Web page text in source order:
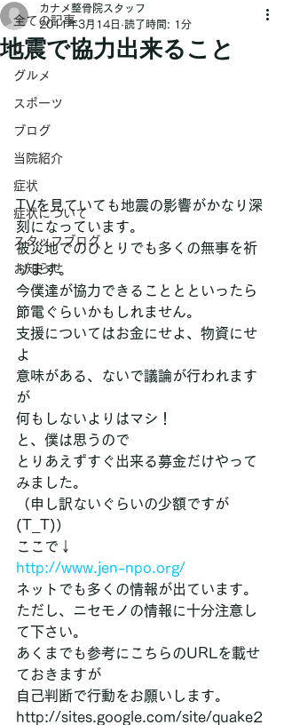
全ての記事
ケガ
グルメ
スポーツ
ブログ
当院紹介
症状
症状について
スタッフブログ
お知らせ
地震で協力出来ること
カナメ整骨院スタッフ
2011年3月14日 読了時間: 1分
TVを見ていても地震の影響がかなり深
刻になっています。
被災地でのひとりでも多くの無事を祈
ります。
今僕達が協力できることとといったら
節電ぐらいかもしれません。
支援についてはお金にせよ、物資にせ
よ
意味がある、ないで議論が行われます
が
何もしないよりはマシ！
と、僕は思うので
とりあえずすぐ出来る募金だけやって
みました。
（申し訳ないぐらいの少額ですが
(T_T)）
ここで↓
http://www.jen-npo.org/
ネットでも多くの情報が出ています。
ただし、ニセモノの情報に十分注意し
て下さい。
あくまでも参考にこちらのURLを載せ
ておきますが
自己判断で行動をお願いします。
http://sites.google.com/site/quake2